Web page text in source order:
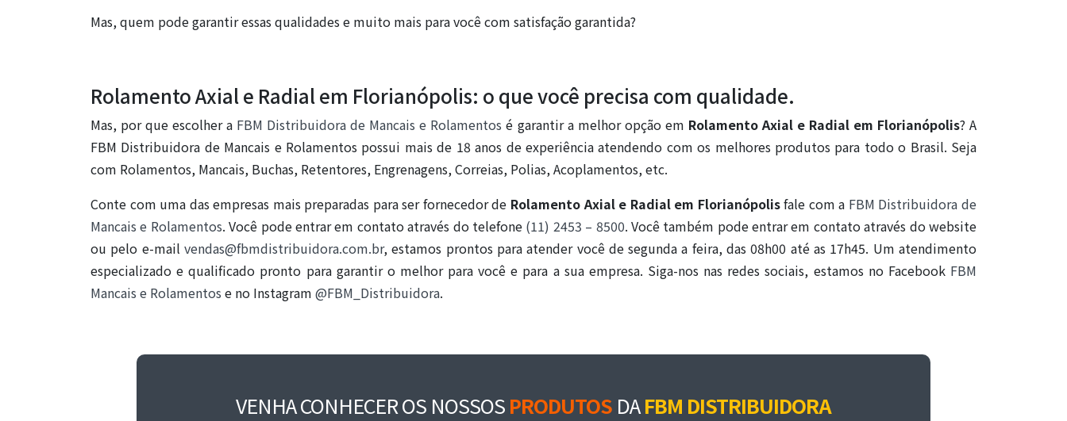
Mas, quem pode garantir essas qualidades e muito mais para você com satisfação garantida?
Rolamento Axial e Radial em Florianópolis: o que você precisa com qualidade.
Mas, por que escolher a FBM Distribuidora de Mancais e Rolamentos é garantir a melhor opção em Rolamento Axial e Radial em Florianópolis? A
FBM Distribuidora de Mancais e Rolamentos possui mais de 18 anos de experiência atendendo com os melhores produtos para todo o Brasil. Seja
com Rolamentos, Mancais, Buchas, Retentores, Engrenagens, Correias, Polias, Acoplamentos, etc.
Conte com uma das empresas mais preparadas para ser fornecedor de Rolamento Axial e Radial em Florianópolisfale com a FBM Distribuidora de
Mancais e Rolamentos. Você pode entrar em contato através do telefone (11) 2453 – 8500. Você também pode entrar em contato através do website
ou pelo e-mail vendas@fbmdistribuidora.com.br, estamos prontos para atender você de segunda a feira, das 08h00 até as 17h45. Um atendimento
especializado e qualificado pronto para garantir o melhor para você e para a sua empresa. Siga-nos nas redes sociais, estamos no Facebook FBM
Mancais e Rolamentos e no Instagram @FBM_Distribuidora.
VENHA CONHECER OS NOSSOSPRODUTOS DAFBM DISTRIBUIDORA